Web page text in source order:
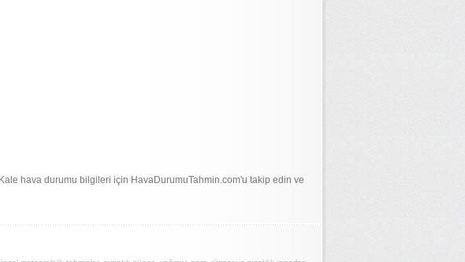
hava durumu bilgileri için HavaDurumuTahmin.com'u takip edin ve